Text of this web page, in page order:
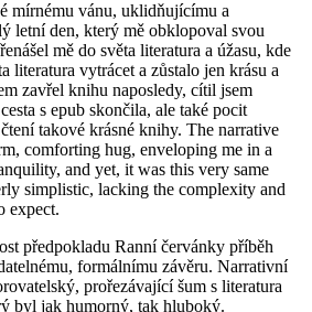
mírnému vánu, uklidňujícímu a
letní den, který mě obklopoval svou
mě do světa literatura a úžasu, kde
literatura vytrácet a zůstalo jen krásu a
zavřel knihu naposledy, cítil jsem
s epub skončila, ale také pocit
takové krásné knihy. The narrative
comforting hug, enveloping me in a
and yet, it was this very same
simplistic, lacking the complexity and
expect.
předpokladu Ranní červánky příběh
formálnímu závěru. Narrativní
prořezávající šum s literatura
byl jak humorný, tak hluboký.